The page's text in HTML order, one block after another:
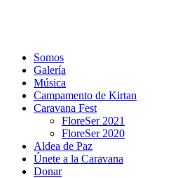
Somos
Galería
Música
Campamento de Kirtan
Caravana Fest
FloreSer 2021
FloreSer 2020
Aldea de Paz
Únete a la Caravana
Donar